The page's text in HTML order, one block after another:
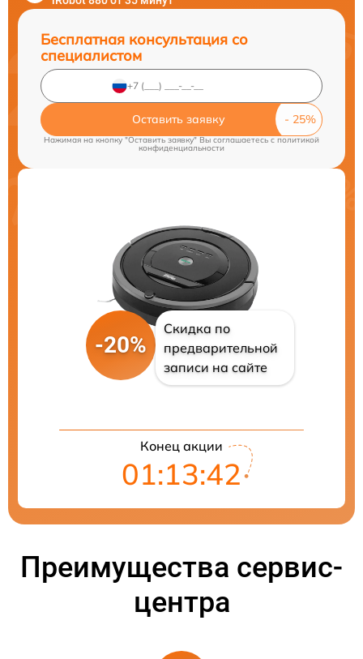
Бесплатная консультация со
специалистом
Оставить заявку
Нажимая на кнопку "Оставить заявку" Вы соглашаетесь cполитикой
конфиденциальности
-20%
Скидка по
предварительной
записи на сайте
Конец акции
01:13:41
Преимущества сервис-
центра